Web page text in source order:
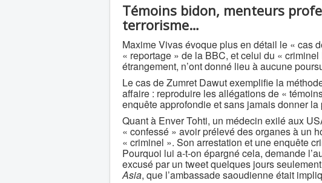
Témoins bidon, menteurs
terrorisme…
Maxime Vivas évoque plus en détail le « cas
« reportage » de la BBC, et celui du «
étrangement, n’ont donné lieu à aucune
Le cas de Zumret Dawut exemplifie la
affaire : reproduire les allégations de «
enquête approfondie et sans jamais donner
Quant à Enver Tohti, un médecin exilé aux
« confessé » avoir prélevé des organes à un
« criminel ». Son arrestation et une enquête
Pourquoi lui a-t-on épargné cela, demande
excusé par un tweet quelques jours
Asia, que l’ambassade saoudienne était